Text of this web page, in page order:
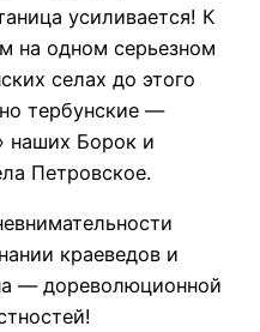
усиливается! К
на одном серьезном
селах до этого
тербунские —
наших Борок и
Петровское.
краеведов и
— дореволюционной